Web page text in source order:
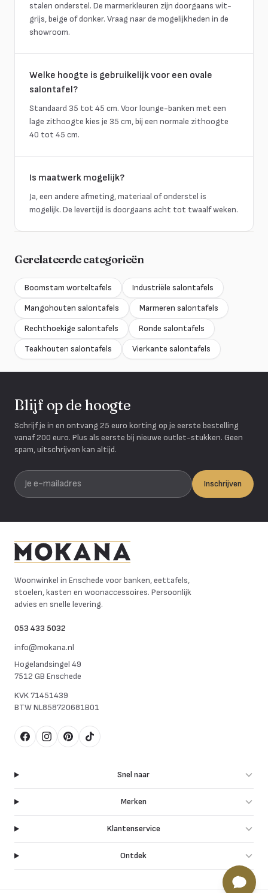
stalen onderstel. De marmerkleuren zijn doorgaans wit-
grijs, beige of donker. Vraag naar de mogelijkheden in de
showroom.
Welke hoogte is gebruikelijk voor een ovale
salontafel?
Standaard 35 tot 45 cm. Voor lounge-banken met een
lage zithoogte kies je 35 cm, bij een normale zithoogte
40 tot 45 cm.
Is maatwerk mogelijk?
Ja, een andere afmeting, materiaal of onderstel is
mogelijk. De levertijd is doorgaans acht tot twaalf weken.
Gerelateerde categorieën
Boomstam worteltafels
Industriële salontafels
Mangohouten salontafels
Marmeren salontafels
Rechthoekige salontafels
Ronde salontafels
Teakhouten salontafels
Vierkante salontafels
Blijf op de hoogte
Schrijf je in en ontvang 25 euro korting op je eerste bestelling
vanaf 200 euro. Plus als eerste bij nieuwe outlet-stukken. Geen
spam, uitschrijven kan altijd.
Je e-mailadres
Inschrijven
Woonwinkel in Enschede voor banken, eettafels,
stoelen, kasten en woonaccessoires. Persoonlijk
advies en snelle levering.
053 433 5032
info@mokana.nl
Hogelandsingel 49
7512 GB Enschede
KVK71451439
BTWNL858720681B01
FacebookInstagram
Pinterest
TikTok
Snel naar
Merken
Klantenservice
Ontdek